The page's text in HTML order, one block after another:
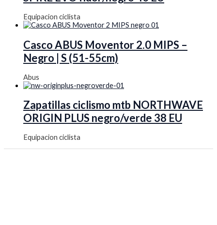
Equipacion ciclista
Casco ABUS Moventor 2.0 MIPS –
Negro | S (51-55cm)
Abus
Zapatillas ciclismo mtb NORTHWAVE
ORIGIN PLUS negro/verde 38 EU
Equipacion ciclista